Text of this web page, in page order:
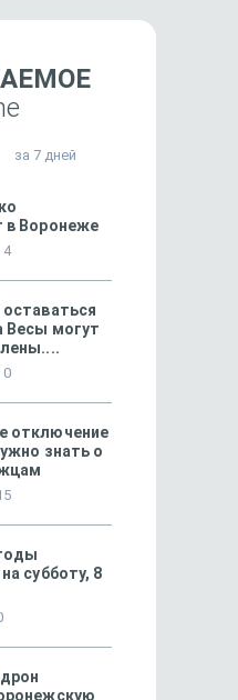
судьбы
много добрых
за 7 дней
в Воронеже
4
Весы могут
0
отключение
знать о
субботу, 8